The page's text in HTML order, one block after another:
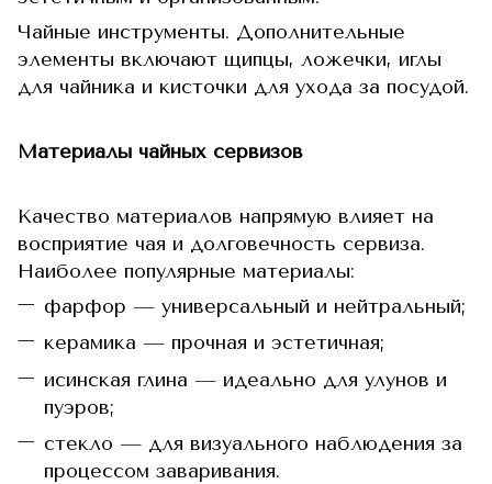
Чайные инструменты. Дополнительные
элементы включают щипцы, ложечки, иглы
для чайника и кисточки для ухода за посудой.
Материалы чайных сервизов
Качество материалов напрямую влияет на
восприятие чая и долговечность сервиза.
Наиболее популярные материалы:
фарфор — универсальный и нейтральный;
керамика — прочная и эстетичная;
исинская глина — идеально для улунов и
пуэров;
стекло — для визуального наблюдения за
процессом заваривания.